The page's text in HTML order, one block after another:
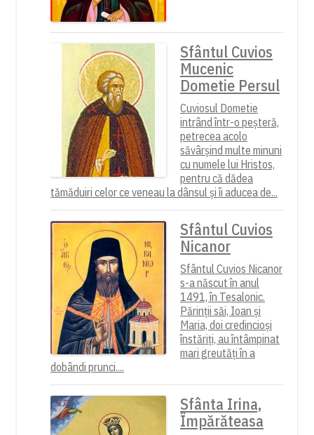
Sfântul Cuvios
Mucenic
Dometie Persul
Cuviosul Dometie
intrând într-o peșteră,
petrecea acolo
săvârșind multe minuni
cu numele lui Hristos,
pentru că dădea
tămăduiri celor ce veneau la dânsul și îi aducea de...
Sfântul Cuvios
Nicanor
Sfântul Cuvios Nicanor
s-a născut în anul
1491, în Tesalonic.
Părinții săi, Ioan și
Maria, doi credincioși
înstăriți, au întâmpinat
mari greutăți în a
dobândi prunci....
Sfânta Irina,
Împărăteasa